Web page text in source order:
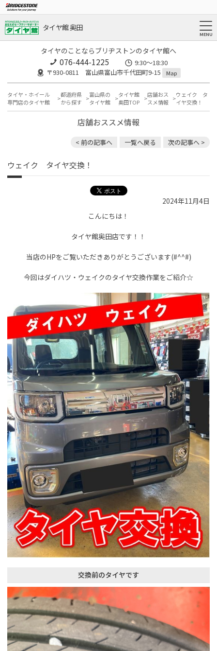
タイヤ館 奥田
タイヤのことならブリヂストンのタイヤ館へ
076-444-1225
9:30～18:30
〒930-0811 富山県富山市千代田町9-15
Map
タイヤ・ホイール
専門店のタイヤ館
都道府県
から探す
富山県の
タイヤ館
タイヤ館
奥田TOP
店舗おス
スメ情報
ウェイク タ
イヤ交換！
店舗おススメ情報
< 前の記事へ 一覧へ戻る 次の記事へ >
ウェイク タイヤ交換！
2024年11月4日
こんにちは！
タイヤ館奥田店です！！
当店のHPをご覧いただきありがとうございます(#^^#)
今回はダイハツ・ウェイクのタイヤ交換作業をご紹介☆
交換前のタイヤです